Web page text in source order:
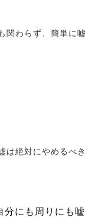
関わらず、簡単に嘘
は絶対にやめるべき
分にも周りにも嘘